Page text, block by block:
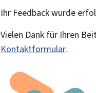
Ihr Feedback wurde
Vielen Dank für Ihren
Kontaktformular.